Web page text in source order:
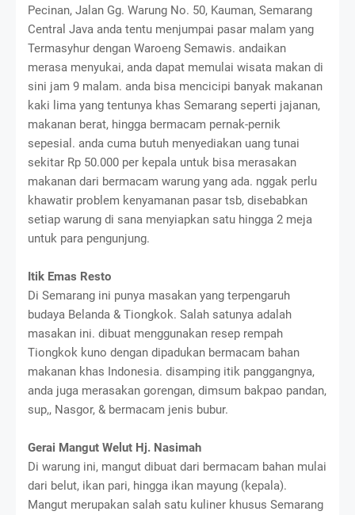
Pecinan, Jalan Gg. Warung No. 50, Kauman, Semarang
Central Java anda tentu menjumpai pasar malam yang
Termasyhur dengan Waroeng Semawis. andaikan
merasa menyukai, anda dapat memulai wisata makan di
sini jam 9 malam. anda bisa mencicipi banyak makanan
kaki lima yang tentunya khas Semarang seperti jajanan,
makanan berat, hingga bermacam pernak-pernik
sepesial. anda cuma butuh menyediakan uang tunai
sekitar Rp 50.000 per kepala untuk bisa merasakan
makanan dari bermacam warung yang ada. nggak perlu
khawatir problem kenyamanan pasar tsb, disebabkan
setiap warung di sana menyiapkan satu hingga 2 meja
untuk para pengunjung.
Itik Emas Resto
Di Semarang ini punya masakan yang terpengaruh
budaya Belanda & Tiongkok. Salah satunya adalah
masakan ini. dibuat menggunakan resep rempah
Tiongkok kuno dengan dipadukan bermacam bahan
makanan khas Indonesia. disamping itik panggangnya,
anda juga merasakan gorengan, dimsum bakpao pandan,
sup,, Nasgor, & bermacam jenis bubur.
Gerai Mangut Welut Hj. Nasimah
Di warung ini, mangut dibuat dari bermacam bahan mulai
dari belut, ikan pari, hingga ikan mayung (kepala).
Mangut merupakan salah satu kuliner khusus Semarang